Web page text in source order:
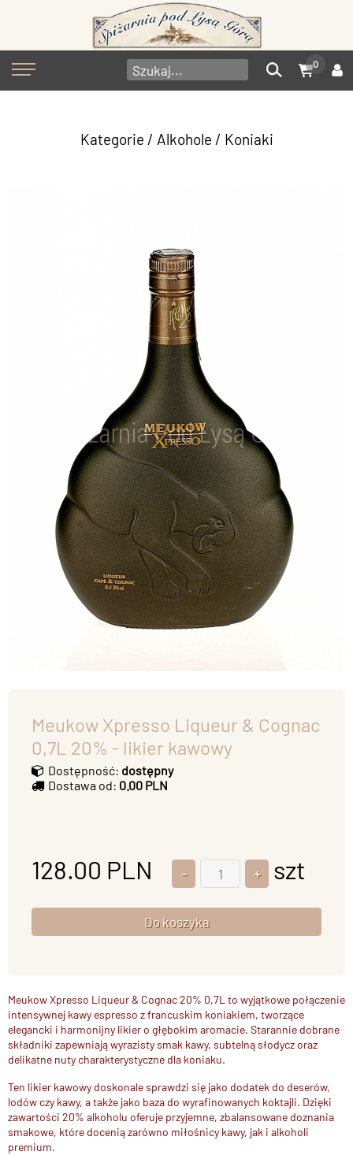
0
Kategorie / Alkohole / Koniaki
Meukow Xpresso Liqueur & Cognac
0,7L 20% - likier kawowy
Dostępność: dostępny
Dostawa od: 0.00 PLN
128.00 PLN szt
Meukow Xpresso Liqueur & Cognac 20% 0,7L to wyjątkowe połączenie
intensywnej kawy espresso z francuskim koniakiem, tworzące
elegancki i harmonijny likier o głębokim aromacie. Starannie dobrane
składniki zapewniają wyrazisty smak kawy, subtelną słodycz oraz
delikatne nuty charakterystyczne dla koniaku.
Ten likier kawowy doskonale sprawdzi się jako dodatek do deserów,
lodów czy kawy, a także jako baza do wyrafinowanych koktajli. Dzięki
zawartości 20% alkoholu oferuje przyjemne, zbalansowane doznania
smakowe, które docenią zarówno miłośnicy kawy, jak i alkoholi
premium.